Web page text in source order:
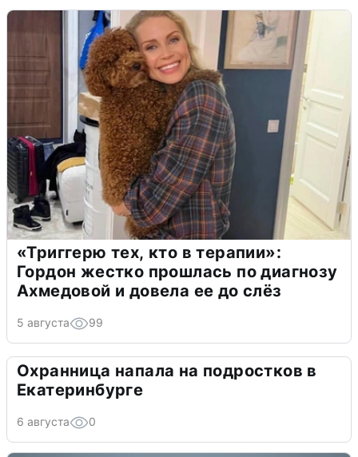
«Триггерю тех, кто в терапии»:
Гордон жестко прошлась по диагнозу
Ахмедовой и довела ее до слёз
5 августа 99
Охранница напала на подростков в
Екатеринбурге
6 августа 0